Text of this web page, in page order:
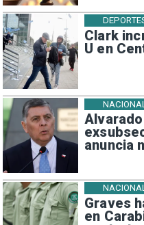
Clark
U en
anuncia
NACIONAL
Graves
en